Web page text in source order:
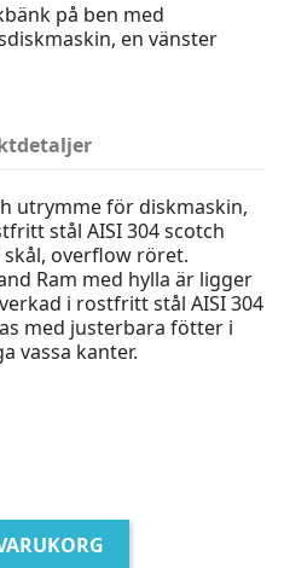
på ben med
en vänster
utrymme för diskmaskin,
stål AISI 304 scotch
overflow röret.
Ram med hylla är ligger
i rostfritt stål AISI 304
med justerbara fötter i
vassa kanter.